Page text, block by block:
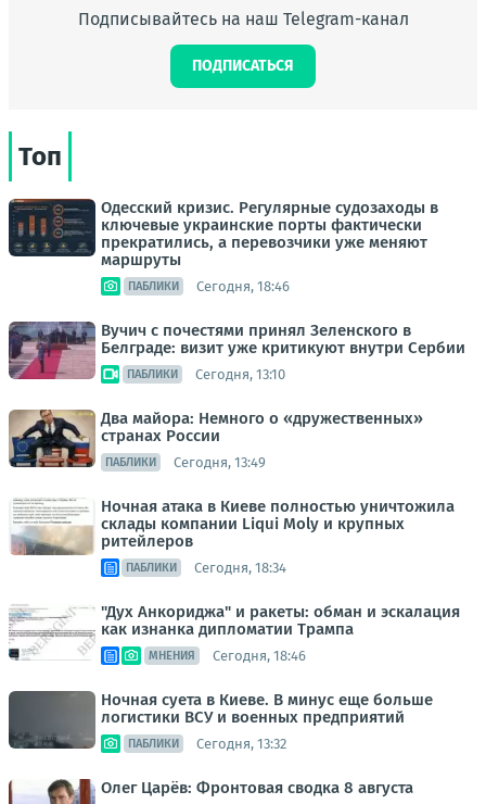
Подписывайтесь на наш Telegram-канал
ПОДПИСАТЬСЯ
Топ
Одесский кризис. Регулярные судозаходы в
ключевые украинские порты фактически
прекратились, а перевозчики уже меняют
маршруты
ПАБЛИКИ Сегодня, 18:46
Вучич с почестями принял Зеленского в
Белграде: визит уже критикуют внутри Сербии
ПАБЛИКИ Сегодня, 13:10
Два майора: Немного о «дружественных»
странах России
ПАБЛИКИ Сегодня, 13:49
Ночная атака в Киеве полностью уничтожила
склады компании Liqui Moly и крупных
ритейлеров
ПАБЛИКИ Сегодня, 18:34
"Дух Анкориджа" и ракеты: обман и эскалация
как изнанка дипломатии Трампа
МНЕНИЯ Сегодня, 18:46
Ночная суета в Киеве. В минус еще больше
логистики ВСУ и военных предприятий
ПАБЛИКИ Сегодня, 13:32
Олег Царёв: Фронтовая сводка 8 августа